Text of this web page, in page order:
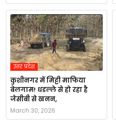
उत्तर प्रदेश
कुशीनगर में मिट्टी माफिया
बेलगाम! धडल्ले से हो रहा है
जेसीबी से खनन,
March 30, 2026